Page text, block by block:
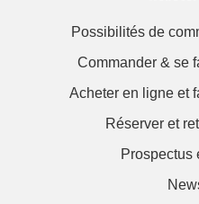
Possibilités de
Commander & se
Acheter en ligne et
Réserver et
Prospectus